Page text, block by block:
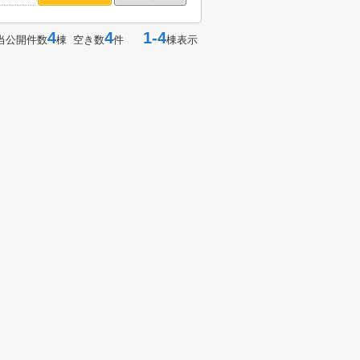
公開件数4棟 空き数4件 1-4棟表示